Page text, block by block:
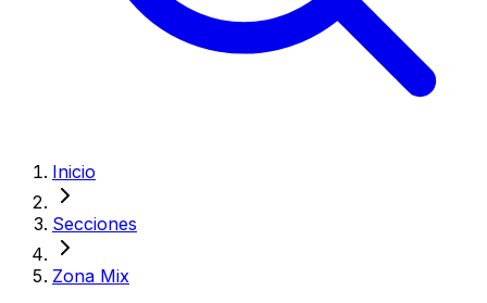
Inicio
Secciones
Zona Mix